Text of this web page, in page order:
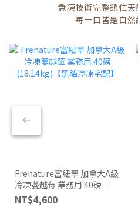
急凍技術完整鎖住
每一口皆是自
Frenature富紐翠 加拿大A級
冷凍蔓越莓 業務用 40磅
(18.14kg)【黑貓冷凍宅配】
NT$4,600